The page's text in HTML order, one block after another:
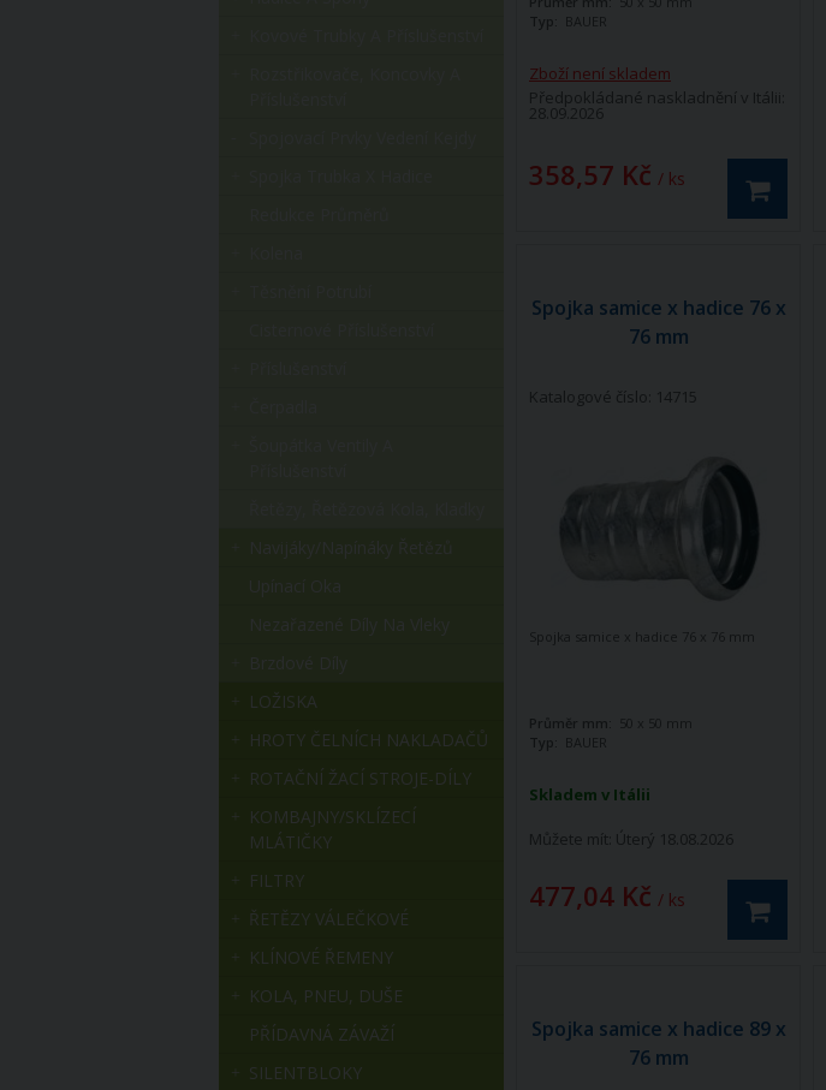
Zboží není skladem
Předpokládané naskladnění v Itálii:
28.09.2026
358,57 Kč / ks
Typ: BAUER
Spojka samice x hadice 76 x
76 mm
Katalogové číslo: 14715
Skladem v Itálii
Můžete mít: Úterý 18.08.2026
477,04 Kč / ks
Spojka samice x hadice 76 x 76 mm
Průměr mm:
50 x 50 mm
Typ: BAUER
Spojka samice x hadice 89 x
76 mm
LOŽISKA
HROTY ČELNÍCH NAKLADAČŮ
ROTAČNÍ ŽACÍ STROJE-DÍLY
KOMBAJNY/SKLÍZECÍ
MLÁTIČKY
FILTRY
ŘETĚZY VÁLEČKOVÉ
KLÍNOVÉ ŘEMENY
KOLA, PNEU, DUŠE
PŘÍDAVNÁ ZÁVAŽÍ
SILENTBLOKY